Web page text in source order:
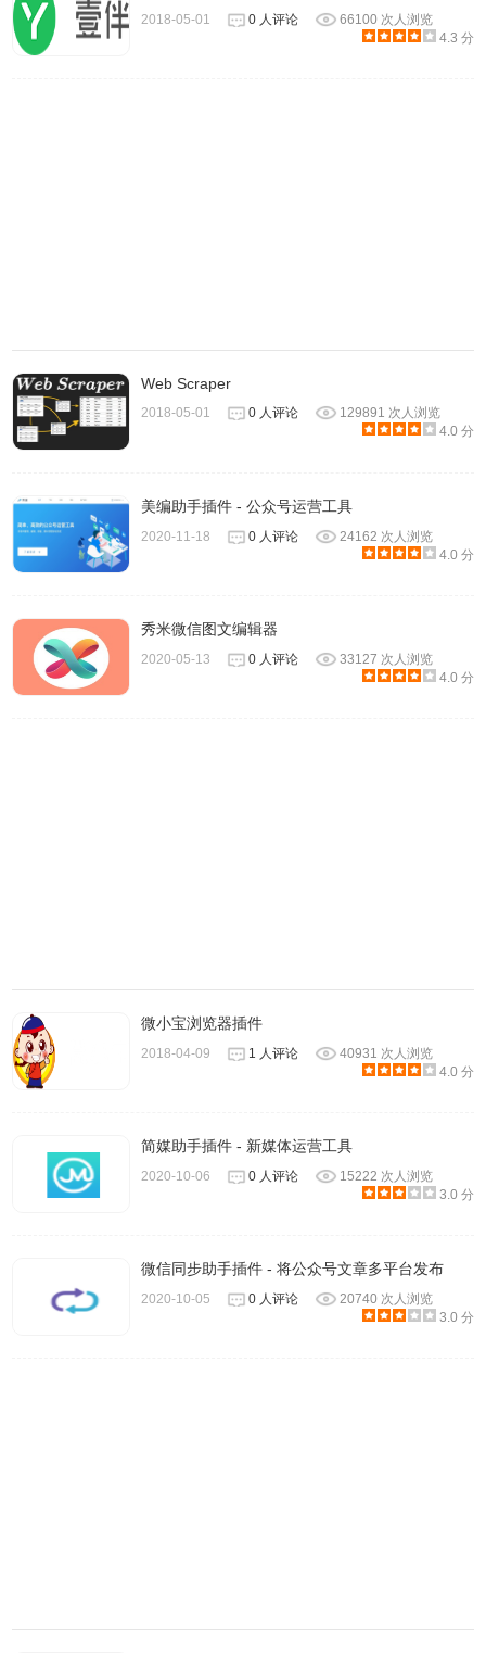
2018-05-01 0 人评论
66100 次人浏览
4.3 分
Web Scraper
2018-05-01 0 人评论
129891 次人浏览
4.0 分
美编助手插件 - 公众号运营工具
2020-11-18 0 人评论
24162 次人浏览
4.0 分
秀米微信图文编辑器
2020-05-13 0 人评论
33127 次人浏览
4.0 分
微小宝浏览器插件
2018-04-09 1 人评论
40931 次人浏览
4.0 分
简媒助手插件 - 新媒体运营工具
2020-10-06 0 人评论
15222 次人浏览
3.0 分
微信同步助手插件 - 将公众号文章多平台发布
2020-10-05 0 人评论
20740 次人浏览
3.0 分